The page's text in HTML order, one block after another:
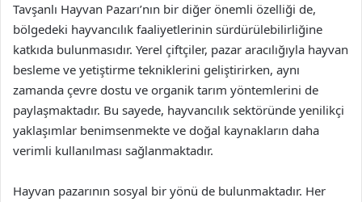
Tavşanlı Hayvan Pazarı’nın bir diğer önemli özelliği de,
bölgedeki hayvancılık faaliyetlerinin sürdürülebilirliğine
katkıda bulunmasıdır. Yerel çiftçiler, pazar aracılığıyla hayvan
besleme ve yetiştirme tekniklerini geliştirirken, aynı
zamanda çevre dostu ve organik tarım yöntemlerini de
paylaşmaktadır. Bu sayede, hayvancılık sektöründe yenilikçi
yaklaşımlar benimsenmekte ve doğal kaynakların daha
verimli kullanılması sağlanmaktadır.
Hayvan pazarının sosyal bir yönü de bulunmaktadır. Her